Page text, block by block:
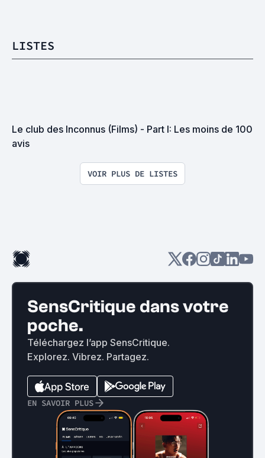
LISTES
Le club des Inconnus (Films) - Part I: Les moins de 100
avis
VOIR PLUS DE LISTES
SensCritique dans votre
poche.
Téléchargez l’app SensCritique.
Explorez. Vibrez. Partagez.
EN SAVOIR PLUS